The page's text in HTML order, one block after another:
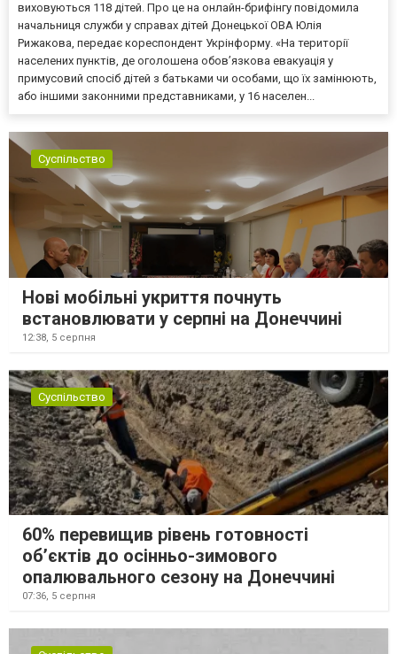
виховуються 118 дітей. Про це на онлайн-брифінгу повідомила
начальниця служби у справах дітей Донецької ОВА Юлія
Рижакова, передає кореспондент Укрінформу. «На території
населених пунктів, де оголошена обов’язкова евакуація у
примусовий спосіб дітей з батьками чи особами, що їх замінюють,
або іншими законними представниками, у 16 населен...
Суспільство
Нові мобільні укриття почнуть
встановлювати у серпні на Донеччині
12:38, 5 серпня
Суспільство
60% перевищив рівень готовності
об’єктів до осінньо-зимового
опалювального сезону на Донеччині
07:36, 5 серпня